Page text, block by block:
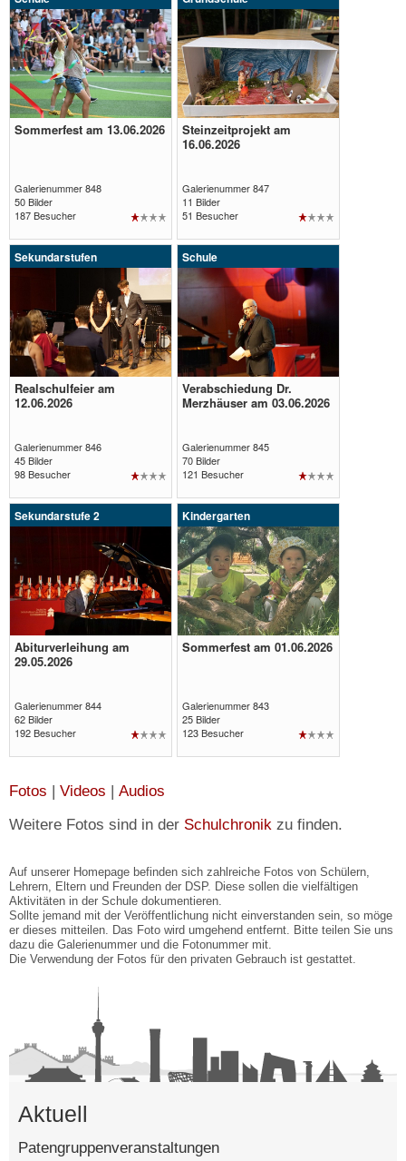
öffnen
Sommerfest am 13.06.2026
Galerienummer 848
50 Bilder
187 Besucher
Galerie
öffnen
Steinzeitprojekt am
16.06.2026
Galerienummer 847
11 Bilder
51 Besucher
Sekundarstufen
Galerie
öffnen
Realschulfeier am
12.06.2026
Galerienummer 846
45 Bilder
98 Besucher
Schule
Galerie
öffnen
Verabschiedung Dr.
Merzhäuser am 03.06.2026
Galerienummer 845
70 Bilder
121 Besucher
Sekundarstufe 2
Galerie
öffnen
Abiturverleihung am
29.05.2026
Galerienummer 844
62 Bilder
192 Besucher
Kindergarten
öffnen
Sommerfest am 01.06.2026
Galerienummer 843
25 Bilder
123 Besucher
Fotos | Videos | Audios
Weitere Fotos sind in der Schulchronik zu finden.
Auf unserer Homepage befinden sich zahlreiche Fotos von Schülern,
Lehrern, Eltern und Freunden der DSP. Diese sollen die vielfältigen
Aktivitäten in der Schule dokumentieren.
Sollte jemand mit der Veröffentlichung nicht einverstanden sein, so möge
er dieses mitteilen. Das Foto wird umgehend entfernt. Bitte teilen Sie uns
dazu die Galerienummer und die Fotonummer mit.
Die Verwendung der Fotos für den privaten Gebrauch ist gestattet.
Aktuell
Patengruppenveranstaltungen